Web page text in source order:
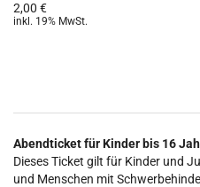
2,00 €
inkl. 19% MwSt.
Abendticket für Kinder bis 16
Dieses Ticket gilt für Kinder und
und Menschen mit